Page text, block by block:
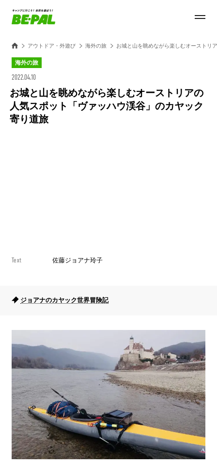
アウトドア・外遊び 海外の旅 お城と山を眺めながら楽しむオーストリ
海外の旅
2022.04.10
お城と山を眺めながら楽しむオーストリアの
人気スポット「ヴァッハウ渓谷」のカヤック
寄り道旅
Text 佐藤ジョアナ玲子
ジョアナのカヤック世界冒険記